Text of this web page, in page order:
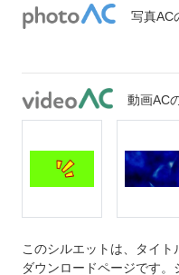
写真AC
動画AC
このシルエットは、タイト
ダウンロードページです